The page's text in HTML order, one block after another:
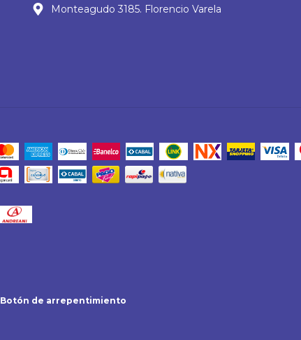
Monteagudo 3185. Florencio Varela
Botón de arrepentimiento